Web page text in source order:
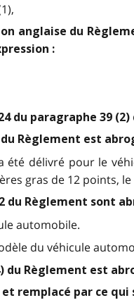
anglaise du
:
du paragraphe 39
Règlement est
été délivré pour le
gras de 12 points,
du Règlement sont
automobile.
du véhicule
du Règlement est
et remplacé par ce qui